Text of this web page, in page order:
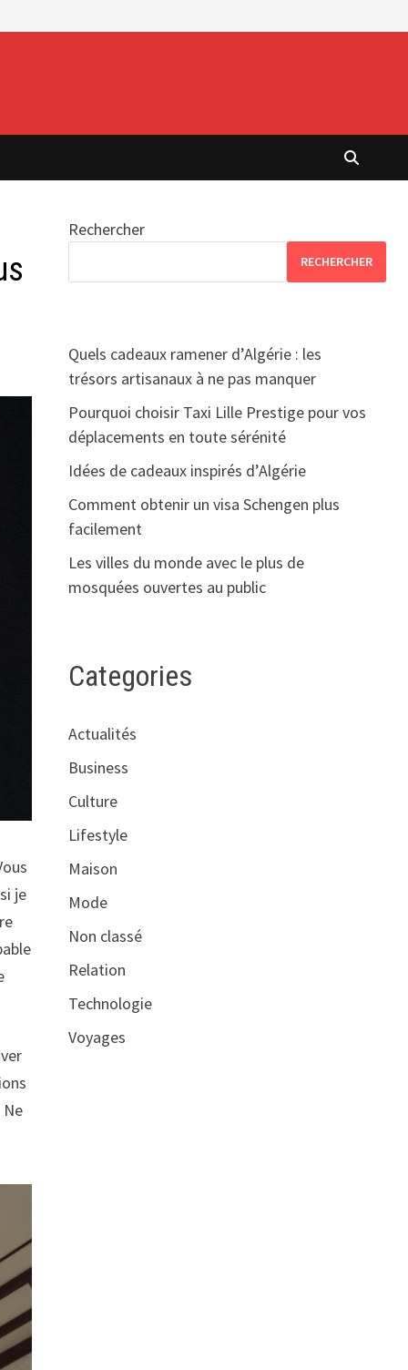
je
Rechercher
RECHERCHER
Quels cadeaux ramener d’Algérie : les
trésors artisanaux à ne pas manquer
Pourquoi choisir Taxi Lille Prestige pour vos
déplacements en toute sérénité
Idées de cadeaux inspirés d’Algérie
Comment obtenir un visa Schengen plus
facilement
Les villes du monde avec le plus de
mosquées ouvertes au public
Categories
Actualités
Business
Culture
Lifestyle
Maison
Mode
Non classé
Relation
Technologie
Voyages